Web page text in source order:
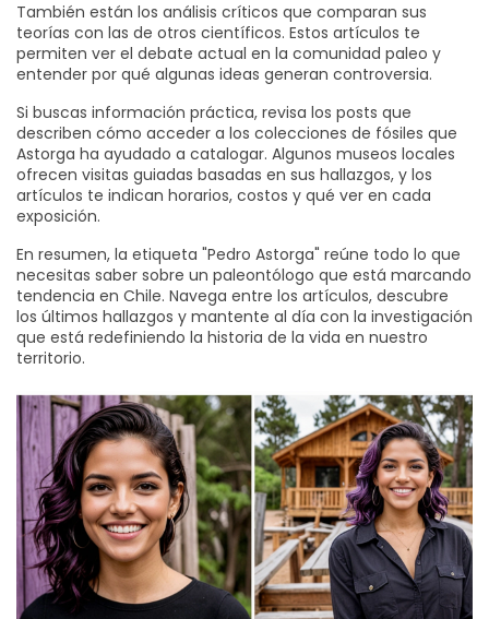
También están los análisis críticos que comparan sus
teorías con las de otros científicos. Estos artículos te
permiten ver el debate actual en la comunidad paleo y
entender por qué algunas ideas generan controversia.
Si buscas información práctica, revisa los posts que
describen cómo acceder a los colecciones de fósiles que
Astorga ha ayudado a catalogar. Algunos museos locales
ofrecen visitas guiadas basadas en sus hallazgos, y los
artículos te indican horarios, costos y qué ver en cada
exposición.
En resumen, la etiqueta "Pedro Astorga" reúne todo lo que
necesitas saber sobre un paleontólogo que está marcando
tendencia en Chile. Navega entre los artículos, descubre
los últimos hallazgos y mantente al día con la investigación
que está redefiniendo la historia de la vida en nuestro
territorio.